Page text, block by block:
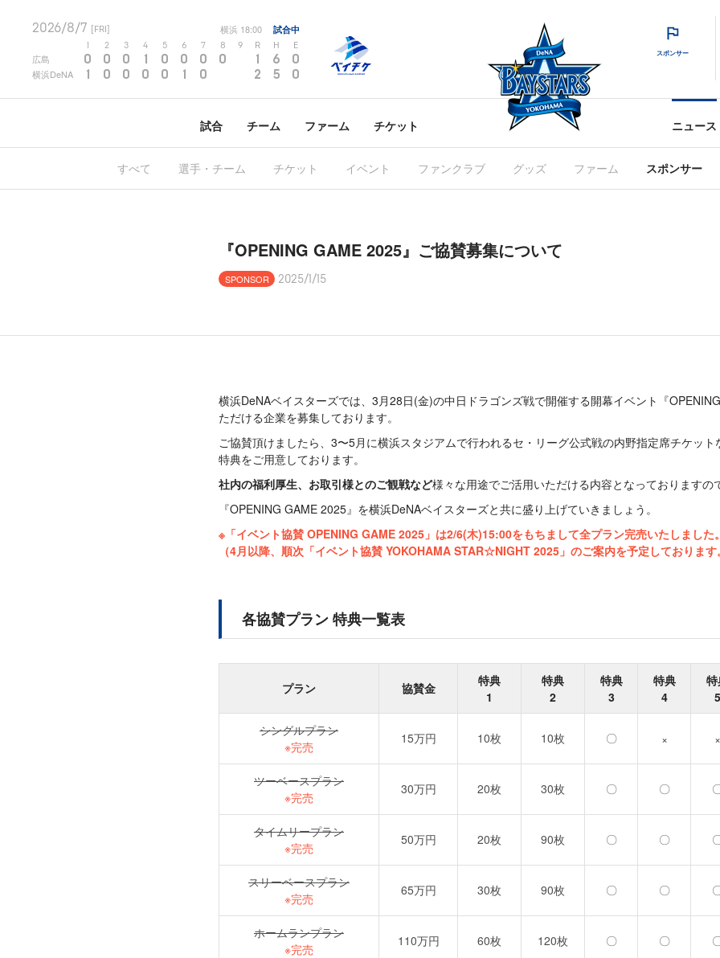
2026/8/7 [FRI] 横浜 18:00 試合中
2 3 4 5 6 7 8 9 R H E
広島 0 0 0 1 0 0 0 0 1 6 0
横浜DeNA 1 0 0 0 0 1 0 2 5 0
スポンサー
試合 チーム ファーム チケット ニュース
すべて 選手・チーム チケット イベント ファンクラブ グッズ ファーム スポンサー
『OPENING GAME 2025』ご協賛募集について
SPONSOR 2025/1/15
横浜DeNAベイスターズでは、3月28日(金)の中日ドラゴンズ戦で開催する開幕イベント『
ただける企業を募集しております。
ご協賛頂けましたら、3〜5月に横浜スタジアムで行われるセ・リーグ公式戦の内野指定席チケッ
特典をご用意しております。
社内の福利厚生、お取引様とのご観戦など様々な用途でご活用いただける内容となっておりますの
『OPENING GAME 2025』を横浜DeNAベイスターズと共に盛り上げていきましょう。
※「イベント協賛 OPENING GAME 2025」は2/6(木)15:00をもちまして全プラン完売いたしました。
（4月以降、順次「イベント協賛 YOKOHAMA STAR☆NIGHT 2025」のご案内を予定しております
各協賛プラン 特典一覧表
プラン 協賛金
特典
1
特典
2
特典
3
特典
4
5
シングルプラン
※完売
15万円 10枚 10枚 〇 × ×
ツーベースプラン
※完売
30万円 20枚 30枚 〇 〇
タイムリープラン
※完売
50万円 20枚 90枚 〇 〇
スリーベースプラン
※完売
65万円 30枚 90枚 〇 〇
ホームランプラン
※完売
110万円 60枚 120枚 〇 〇